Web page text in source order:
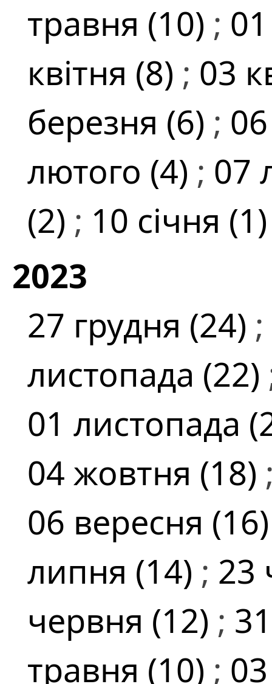
травня (10) ;
квітня (8) ; 03
березня (6) ;
лютого (4) ; 07
(2) ; 10 січня
2023
27 грудня (24) ;
листопада (22)
01 листопада
04 жовтня (18)
06 вересня
липня (14) ; 23
червня (12) ;
травня (10) ;